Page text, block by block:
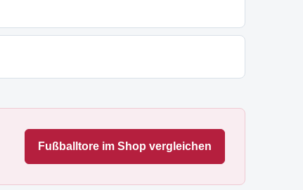
Fußballtore im Shop vergleichen